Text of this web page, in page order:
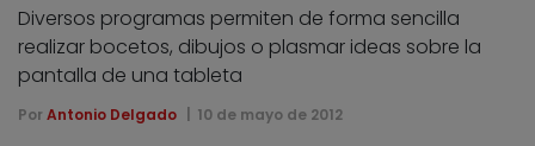
Diversos programas permiten de forma sencilla
realizar bocetos, dibujos o plasmar ideas sobre la
pantalla de una tableta
Por Antonio Delgado 10 de mayo de 2012